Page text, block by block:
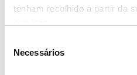
tenham recolhido a partir da
Necessários
Partilhar
Continente vai